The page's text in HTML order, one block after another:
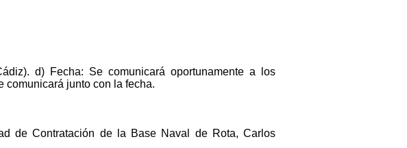
d) Fecha: Se comunicará oportunamente a los
comunicará junto con la fecha.
de Contratación de la Base Naval de Rota, Carlos